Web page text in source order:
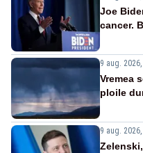
Joe
cancer.
9 aug.
Vremea
ploile
9 aug.